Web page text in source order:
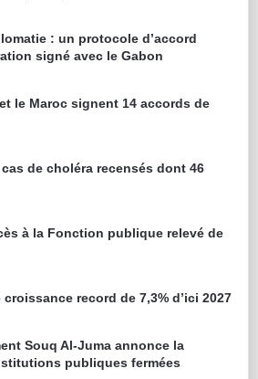
: un protocole d’accord
signé avec le Gabon
le Maroc signent 14 accords de
de choléra recensés dont 46
à la Fonction publique relevé de
record de 7,3% d’ici 2027
Souq Al-Juma annonce la
publiques fermées